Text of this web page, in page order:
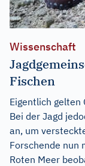
Wissenschaft
Fischen
Eigentlich gelten
Bei der Jagd
an, um
Forschende nun
Roten Meer